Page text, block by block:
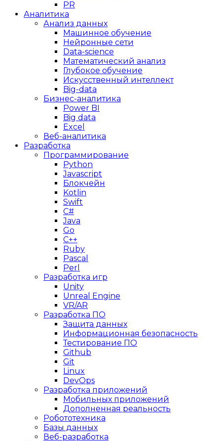
PR
Аналитика
Анализ данных
Машинное обучение
Нейронные сети
Data-science
Математический анализ
Глубокое обучение
Искусственный интеллект
Big-data
Бизнес-аналитика
Power BI
Big data
Excel
Веб-аналитика
Разработка
Программирование
Python
Javascript
Блокчейн
Kotlin
Swift
C#
Java
Go
C++
Ruby
Pascal
Perl
Разработка игр
Unity
Unreal Engine
VR/AR
Разработка ПО
Защита данных
Информационная безопасность
Тестирование ПО
Github
Git
Linux
DevOps
Разработка приложений
Мобильных приложений
Дополненная реальность
Робототехника
Базы данных
Веб-разработка